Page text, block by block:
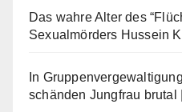
Das wahre Alter des
Sexualmörders Hussein
In
schänden Jungfrau brutal